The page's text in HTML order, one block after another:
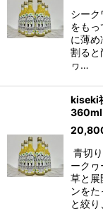
シー
をも
に薄
割ると
ヮ…
kiseki
青切
ーク
草と展
ンを
と絞